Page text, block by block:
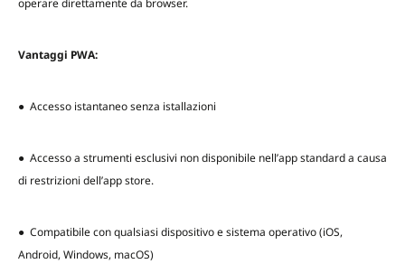
operare direttamente da browser.
Vantaggi PWA:
● Accesso istantaneo senza istallazioni
● Accesso a strumenti esclusivi non disponibile nell’app standard a causa
di restrizioni dell’app store.
● Compatibile con qualsiasi dispositivo e sistema operativo (iOS,
Android, Windows, macOS)